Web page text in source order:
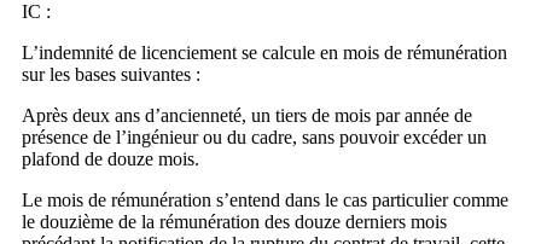
IC :
L’indemnité de licenciement se calcule en mois de rémunération
sur les bases suivantes :
Après deux ans d’ancienneté, un tiers de mois par année de
présence de l’ingénieur ou du cadre, sans pouvoir excéder un
plafond de douze mois.
Le mois de rémunération s’entend dans le cas particulier comme
le douzième de la rémunération des douze derniers mois